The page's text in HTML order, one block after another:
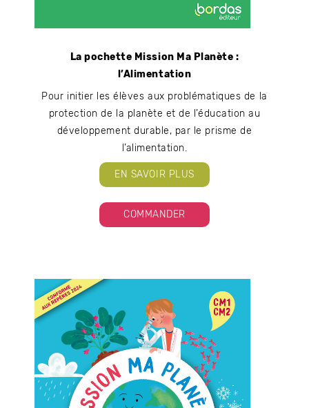
La pochette Mission Ma Planète :
l’Alimentation
Pour initier les élèves aux problématiques de la
protection de la planète et de l’éducation au
développement durable, par le prisme de
l’alimentation.
EN SAVOIR PLUS
COMMANDER